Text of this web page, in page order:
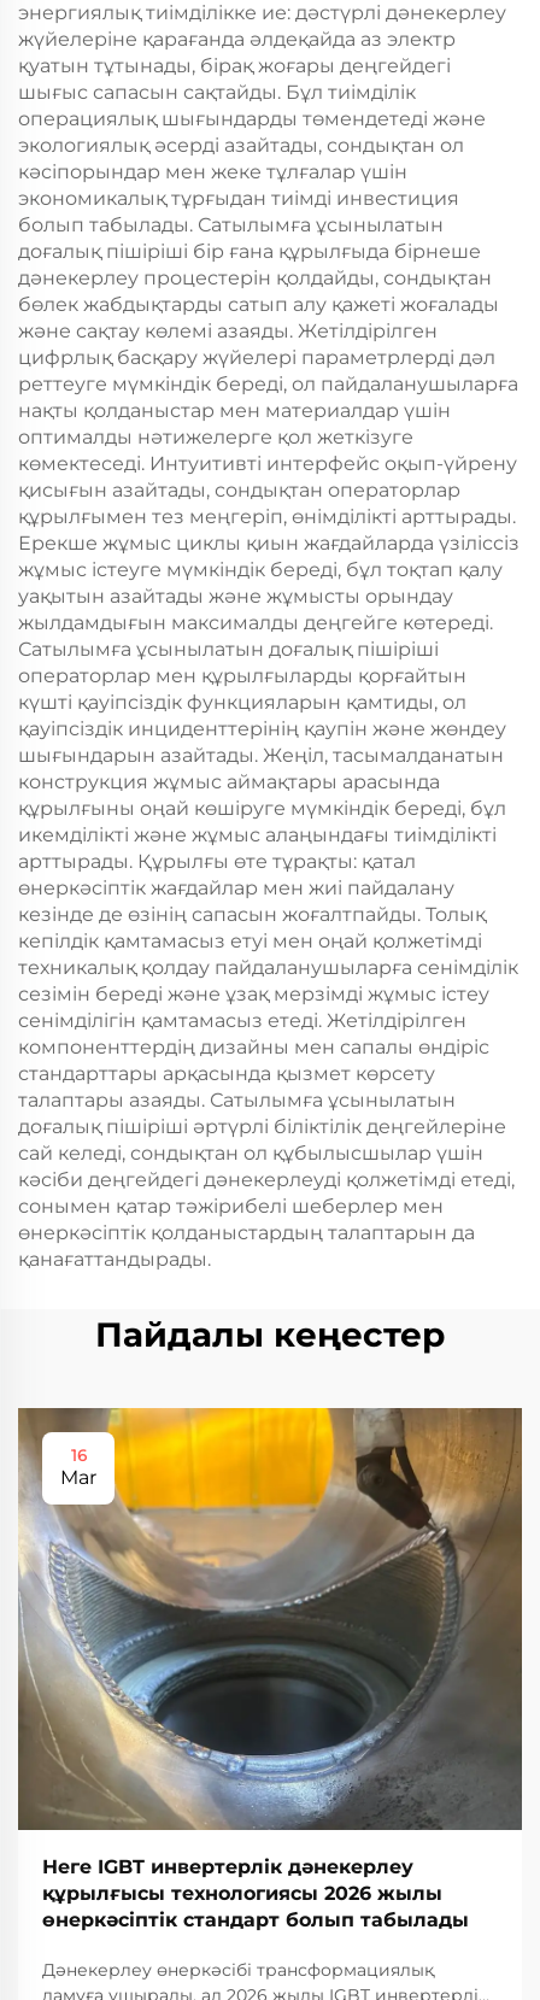
энергиялық тиімділікке ие: дәстүрлі дәнекерлеу
жүйелеріне қарағанда әлдеқайда аз электр
қуатын тұтынады, бірақ жоғары деңгейдегі
шығыс сапасын сақтайды. Бұл тиімділік
операциялық шығындарды төмендетеді және
экологиялық әсерді азайтады, сондықтан ол
кәсіпорындар мен жеке тұлғалар үшін
экономикалық тұрғыдан тиімді инвестиция
болып табылады. Сатылымға ұсынылатын
доғалық пішіріші бір ғана құрылғыда бірнеше
дәнекерлеу процестерін қолдайды, сондықтан
бөлек жабдықтарды сатып алу қажеті жоғалады
және сақтау көлемі азаяды. Жетілдірілген
цифрлық басқару жүйелері параметрлерді дәл
реттеуге мүмкіндік береді, ол пайдаланушыларға
нақты қолданыстар мен материалдар үшін
оптималды нәтижелерге қол жеткізуге
көмектеседі. Интуитивті интерфейс оқып-үйрену
қисығын азайтады, сондықтан операторлар
құрылғымен тез меңгеріп, өнімділікті арттырады.
Ерекше жұмыс циклы қиын жағдайларда үзіліссіз
жұмыс істеуге мүмкіндік береді, бұл тоқтап қалу
уақытын азайтады және жұмысты орындау
жылдамдығын максималды деңгейге көтереді.
Сатылымға ұсынылатын доғалық пішіріші
операторлар мен құрылғыларды қорғайтын
күшті қауіпсіздік функцияларын қамтиды, ол
қауіпсіздік инциденттерінің қаупін және жөндеу
шығындарын азайтады. Жеңіл, тасымалданатын
конструкция жұмыс аймақтары арасында
құрылғыны оңай көшіруге мүмкіндік береді, бұл
икемділікті және жұмыс алаңындағы тиімділікті
арттырады. Құрылғы өте тұрақты: қатал
өнеркәсіптік жағдайлар мен жиі пайдалану
кезінде де өзінің сапасын жоғалтпайды. Толық
кепілдік қамтамасыз етуі мен оңай қолжетімді
техникалық қолдау пайдаланушыларға сенімділік
сезімін береді және ұзақ мерзімді жұмыс істеу
сенімділігін қамтамасыз етеді. Жетілдірілген
компоненттердің дизайны мен сапалы өндіріс
стандарттары арқасында қызмет көрсету
талаптары азаяды. Сатылымға ұсынылатын
доғалық пішіріші әртүрлі біліктілік деңгейлеріне
сай келеді, сондықтан ол құбылысшылар үшін
кәсіби деңгейдегі дәнекерлеуді қолжетімді етеді,
сонымен қатар тәжірибелі шеберлер мен
өнеркәсіптік қолданыстардың талаптарын да
қанағаттандырады.
Пайдалы кеңестер
16
Mar
Неге IGBT инвертерлік дәнекерлеу
құрылғысы технологиясы 2026 жылы
өнеркәсіптік стандарт болып табылады
Дәнекерлеу өнеркәсібі трансформациялық
дамуға ұшырады, ал 2026 жылы IGBT инвертерлік